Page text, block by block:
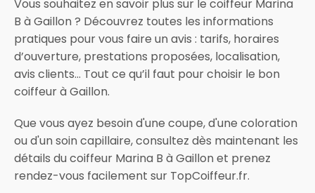
Vous souhaitez en savoir plus sur le coiffeur Marina
B à Gaillon ? Découvrez toutes les informations
pratiques pour vous faire un avis : tarifs, horaires
d’ouverture, prestations proposées, localisation,
avis clients… Tout ce qu’il faut pour choisir le bon
coiffeur à Gaillon.
Que vous ayez besoin d'une coupe, d'une coloration
ou d'un soin capillaire, consultez dès maintenant les
détails du coiffeur Marina B à Gaillon et prenez
rendez-vous facilement sur TopCoiffeur.fr.